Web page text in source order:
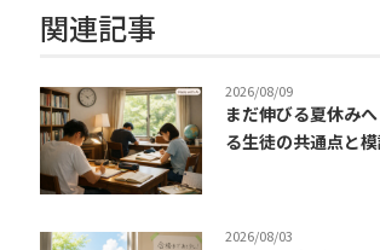
関連記事
2026/08/09
まだ伸びる夏休み
る生徒の共通点と
2026/08/03